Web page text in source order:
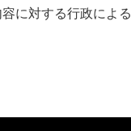
に対する行政によ